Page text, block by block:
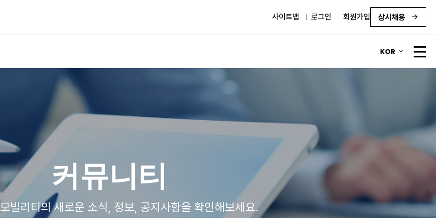
사이트맵 로그인 회원가입 상시채용
KOR
커뮤니티
빌리티의 새로운 소식, 정보, 공지사항을 확인해보세요.